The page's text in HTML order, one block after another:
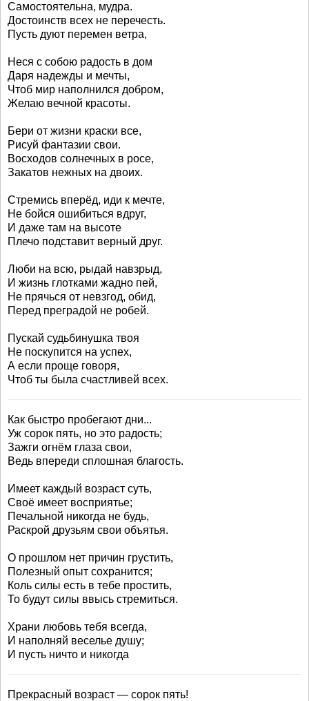
Самостоятельна, мудра.
Достоинств всех не перечесть.
Пусть дуют перемен ветра,
Неся с собою радость в дом
Даря надежды и мечты,
Чтоб мир наполнился добром,
Желаю вечной красоты.
Бери от жизни краски все,
Рисуй фантазии свои.
Восходов солнечных в росе,
Закатов нежных на двоих.
Стремись вперёд, иди к мечте,
Не бойся ошибиться вдруг,
И даже там на высоте
Плечо подставит верный друг.
Люби на всю, рыдай навзрыд,
И жизнь глотками жадно пей,
Не прячься от невзгод, обид,
Перед преградой не робей.
Пускай судьбинушка твоя
Не поскупится на успех,
А если проще говоря,
Чтоб ты была счастливей всех.
Как быстро пробегают дни...
Уж сорок пять, но это радость;
Зажги огнём глаза свои,
Ведь впереди сплошная благость.
Имеет каждый возраст суть,
Своё имеет восприятье;
Печальной никогда не будь,
Раскрой друзьям свои объятья.
О прошлом нет причин грустить,
Полезный опыт сохранится;
Коль силы есть в тебе простить,
То будут силы ввысь стремиться.
Храни любовь тебя всегда,
И наполняй веселье душу;
И пусть ничто и никогда
Прекрасный возраст — сорок пять!